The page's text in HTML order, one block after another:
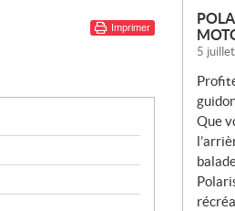
Imprimer
5
Que